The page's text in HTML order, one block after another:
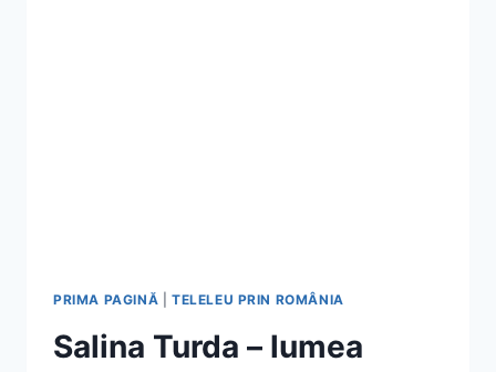
PRIMA PAGINĂ TELELEU PRIN ROMÂNIA
Salina Turda – lumea